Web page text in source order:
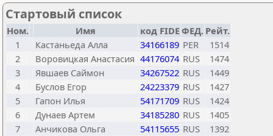
Стартовый список
Ном. Имя код FIDEФЕД. Рейт.
1
Кастаньеда Алла 34166189 PER
1514
2
Воровицкая Анастасия 44176074 RUS
1474
3
Явшаев Саймон 34267522 RUS
1449
4
Буслов Егор 24223379 RUS
1427
5
Гапон Илья 54171709 RUS
1424
6
Дунаев Артем 34185280 RUS
1405
7
Анчикова Ольга 54115655 RUS
1392